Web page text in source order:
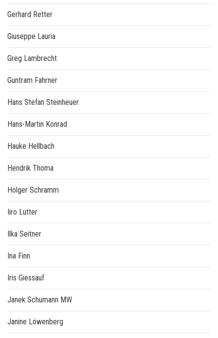
Gerhard Retter
Giuseppe Lauria
Greg Lambrecht
Guntram Fahrner
Hans Stefan Steinheuer
Hans-Martin Konrad
Hauke Hellbach
Hendrik Thoma
Holger Schramm
Iiro Lutter
Ilka Seitner
Ina Finn
Iris Giessauf
Janek Schumann MW
Janine Löwenberg